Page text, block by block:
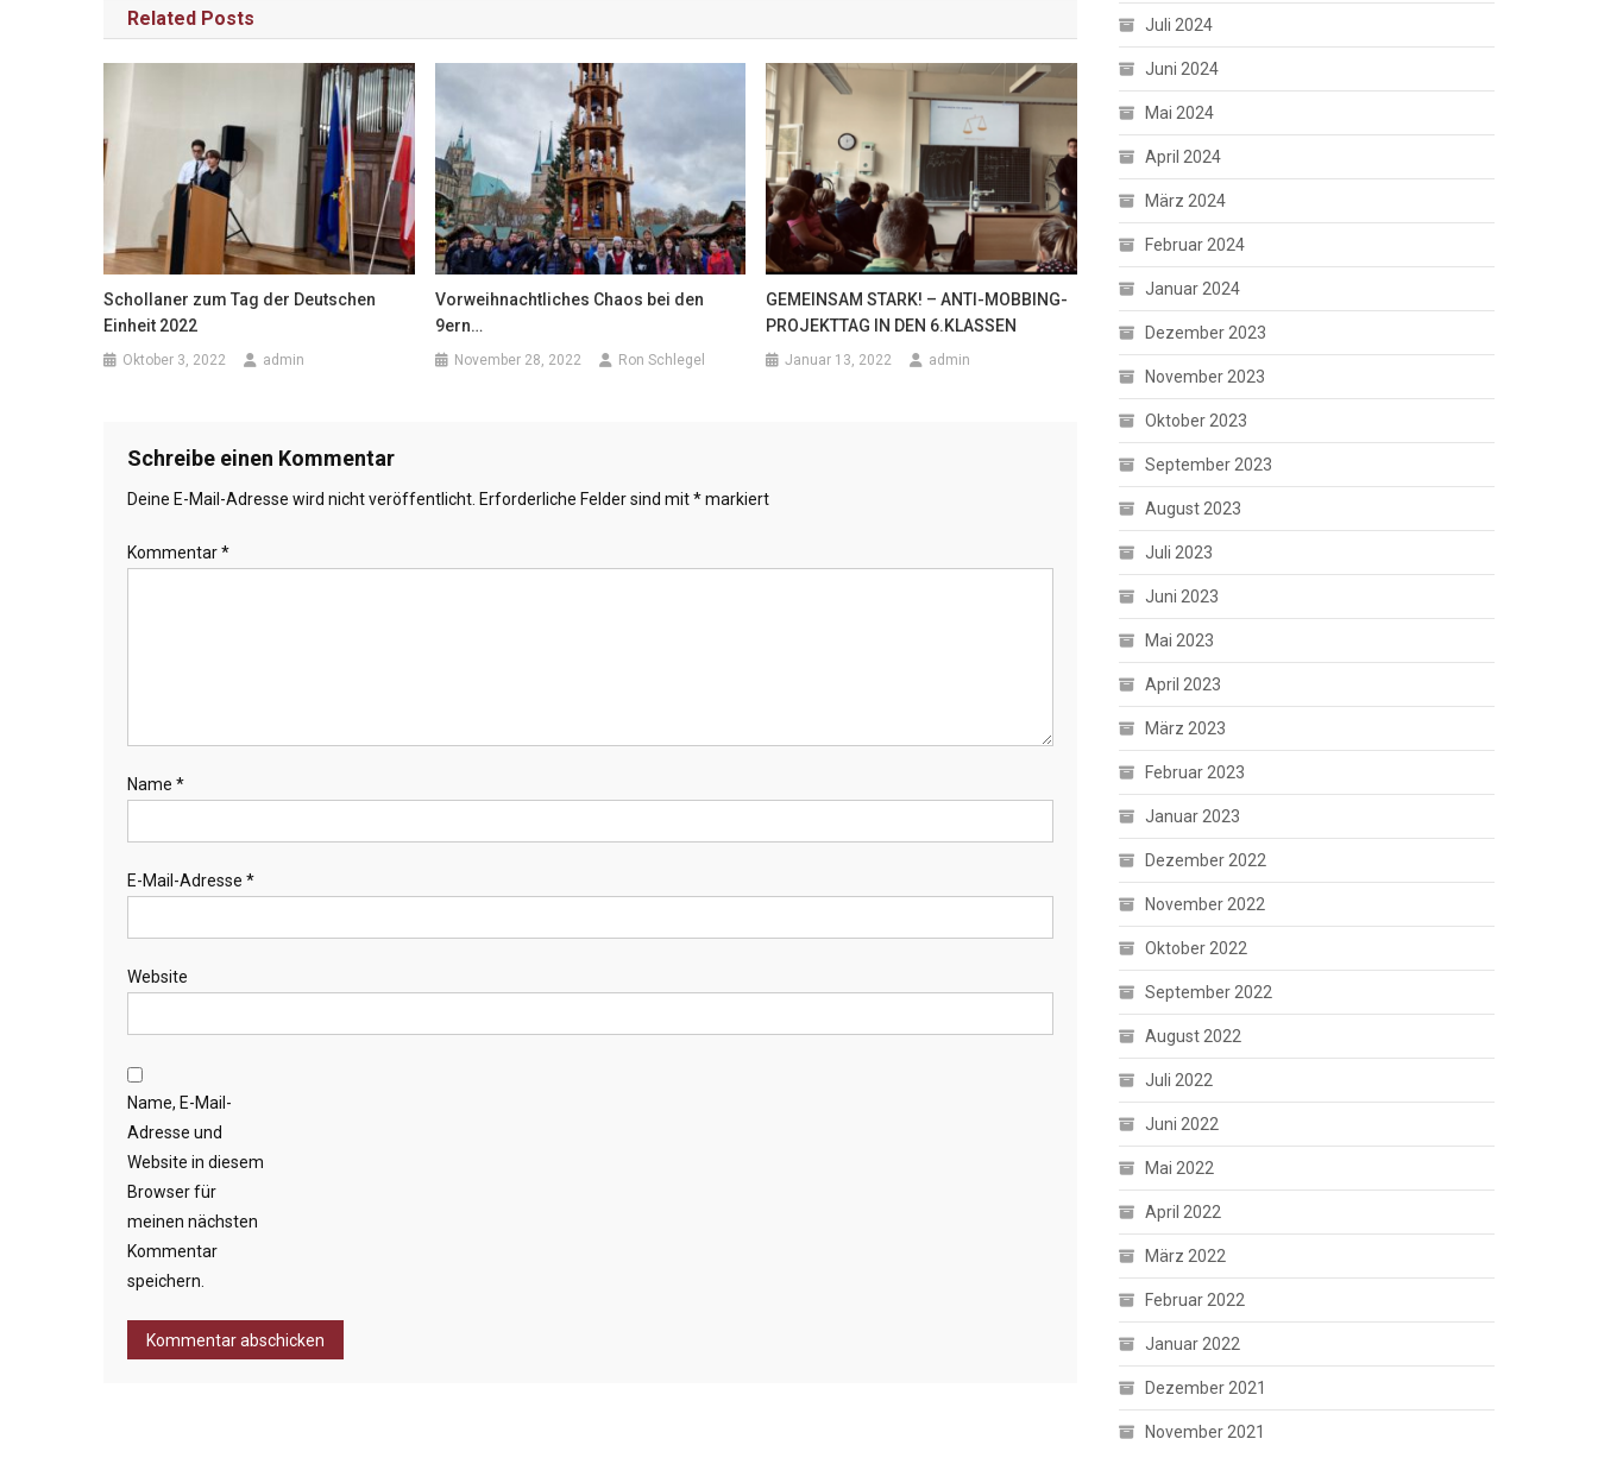
Related Posts
Schollaner zum Tag der Deutschen
Einheit 2022
Oktober 3, 2022 admin
Vorweihnachtliches Chaos bei den
9ern…
November 28, 2022 Ron Schlegel
GEMEINSAM STARK! – ANTI-MOBBING-
PROJEKTTAG IN DEN 6.KLASSEN
Januar 13, 2022 admin
Schreibe einen Kommentar
Deine E-Mail-Adresse wird nicht veröffentlicht. Erforderliche Felder sind mit*markiert
Kommentar*
Name *
E-Mail-Adresse *
Website
Name, E-Mail-
Adresse und
Website in diesem
Browser für
meinen nächsten
Kommentar
speichern.
Juli 2024
Juni 2024
Mai 2024
April 2024
März 2024
Februar 2024
Januar 2024
Dezember 2023
November 2023
Oktober 2023
September 2023
August 2023
Juli 2023
Juni 2023
Mai 2023
April 2023
März 2023
Februar 2023
Januar 2023
Dezember 2022
November 2022
Oktober 2022
September 2022
August 2022
Juli 2022
Juni 2022
Mai 2022
April 2022
März 2022
Februar 2022
Januar 2022
Dezember 2021
November 2021